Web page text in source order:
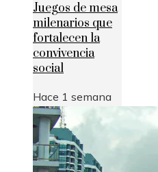
Juegos de mesa
milenarios que
fortalecen la
convivencia
social
Hace 1 semana